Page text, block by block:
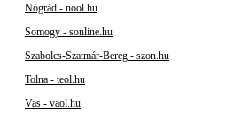
Nógrád - nool.hu
Somogy - sonline.hu
Szabolcs-Szatmár-Bereg - szon.hu
Tolna - teol.hu
Vas - vaol.hu